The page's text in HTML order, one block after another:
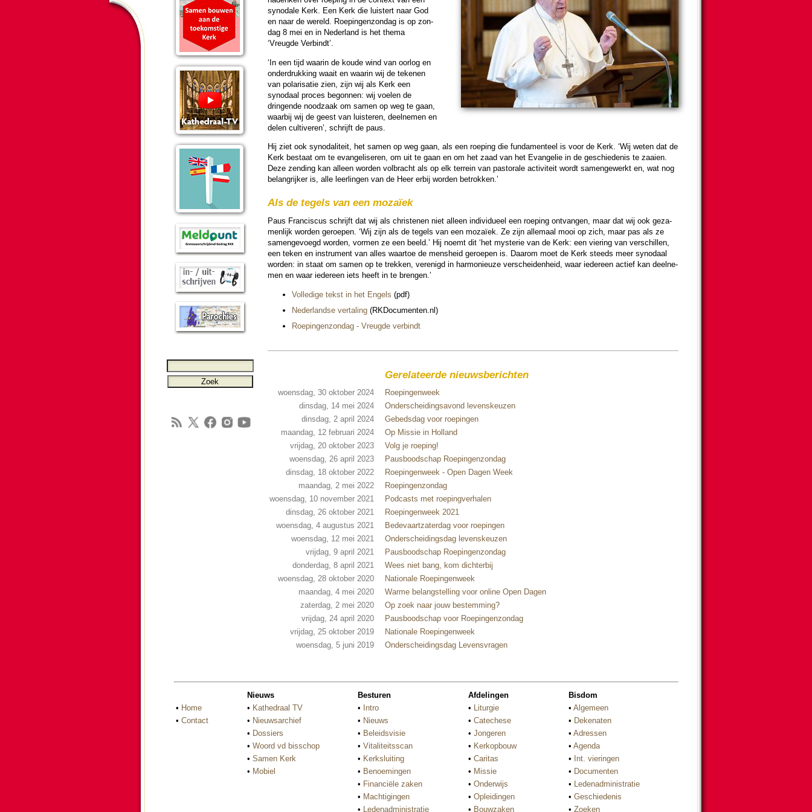
synodale Kerk. Een Kerk die luistert naar God
en naar de wereld. Roepingen­zon­dag is op zon­
dag 8 mei en in Neder­land is het thema
‘Vreugde Verbindt’.
‘In een tijd waarin de koude wind van oorlog en
onder­druk­king waait en waarin wij de tekenen
van polari­sa­tie zien, zijn wij als Kerk een
synodaal proces be­gon­nen: wij voelen de
dringende nood­zaak om samen op weg te gaan,
waarbij wij de geest van luis­te­ren, deel­ne­men en
delen cultiveren’, schrijft de paus.
Hij ziet ook synodali­teit, het samen op weg gaan, als een roe­ping die fun­da­men­teel is voor de Kerk. ‘Wij weten dat de
Kerk bestaat om te evan­ge­li­se­ren, om uit te gaan en om het zaad van het Evan­ge­lie in de ge­schie­de­nis te zaaien.
Deze zen­ding kan alleen wor­den volbracht als op elk terrein van pas­to­rale ac­ti­vi­teit wordt samen­ge­werkt en, wat nog
be­lang­rijker is, alle leer­lin­gen van de Heer erbij wor­den betrokken.’
Als de tegels van een mozaïek
Paus Fran­cis­cus schrijft dat wij als chris­te­nen niet alleen in­di­vi­dueel een roe­ping ont­van­gen, maar dat wij ook ge­za­
men­lijk wor­den ge­roe­pen. ‘Wij zijn als de tegels van een mozaïek. Ze zijn allemaal mooi op zich, maar pas als ze
samen­ge­voegd wor­den, vormen ze een beeld.’ Hij noemt dit ‘het mysterie van de Kerk: een vie­ring van verschillen,
een teken en instru­ment van alles waartoe de mens­heid ge­roe­pen is. Daarom moet de Kerk steeds meer synodaal
wor­den: in staat om samen op te trekken, verenigd in harmonieuze verschei­den­heid, waar ieder­een actief kan deel­ne­
men en waar ieder­een iets heeft in te brengen.’
Volle­dige tekst in het Engels (pdf)
Neder­landse vertaling(RKDo­cu­menten.nl)
Roepingen­zon­dag - Vreugde verbindt
Gerelateerde nieuwsberichten
woensdag, 30 oktober 2024
Roepingenweek
dinsdag, 14 mei 2024
Onderscheidingsavond levenskeuzen
dinsdag, 2 april 2024
Gebedsdag voor roepingen
maandag, 12 februari 2024
Op Missie in Holland
vrijdag, 20 oktober 2023
Volg je roeping!
woensdag, 26 april 2023
Pausboodschap Roepingenzondag
dinsdag, 18 oktober 2022
Roepingenweek - Open Dagen Week
maandag, 2 mei 2022
Roepingenzondag
woensdag, 10 november 2021
Podcasts met roepingverhalen
dinsdag, 26 oktober 2021
Roepingenweek 2021
woensdag, 4 augustus 2021
Bedevaartzaterdag voor roepingen
woensdag, 12 mei 2021
Onderscheidingsdag levenskeuzen
vrijdag, 9 april 2021
Pausboodschap Roepingenzondag
donderdag, 8 april 2021
Wees niet bang, kom dichterbij
woensdag, 28 oktober 2020
Nationale Roepingenweek
maandag, 4 mei 2020
Warme belangstelling voor online Open Dagen
zaterdag, 2 mei 2020
Op zoek naar jouw bestemming?
vrijdag, 24 april 2020
Pausboodschap voor Roepingenzondag
vrijdag, 25 oktober 2019
Nationale Roepingenweek
woensdag, 5 juni 2019
Onderscheidingsdag Levensvragen
• Home
• Contact
Nieuws
• Kathedraal TV
• Nieuwsarchief
• Dossiers
• Woord vd bisschop
• Samen Kerk
• Mobiel
Besturen
• Intro
• Nieuws
• Beleidsvisie
• Vitaliteitsscan
• Kerksluiting
• Benoemingen
• Financiële zaken
• Machtigingen
• Ledenadministratie
Afdelingen
• Liturgie
• Catechese
• Jongeren
• Kerkopbouw
• Caritas
• Missie
• Onderwijs
• Opleidingen
• Bouwzaken
Bisdom
• Algemeen
• Dekenaten
• Adressen
• Agenda
• Int. vieringen
• Documenten
• Ledenadministratie
• Geschiedenis
• Zoeken